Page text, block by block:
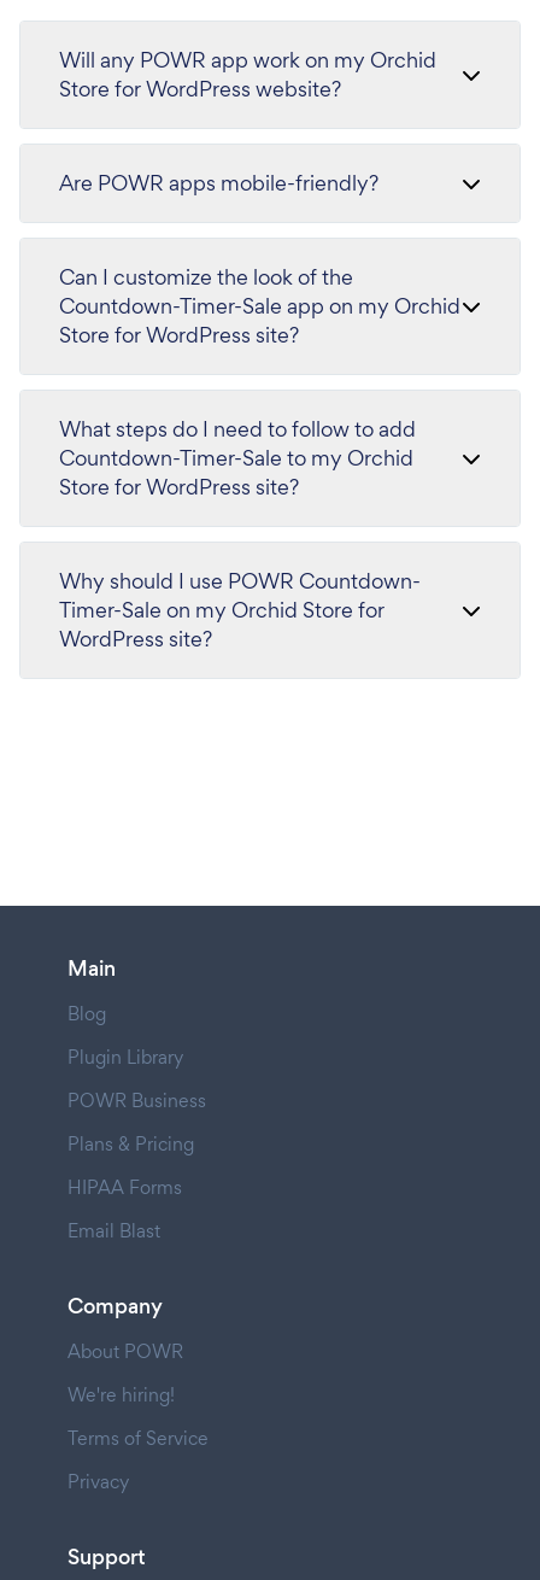
Will any POWR app work on my Orchid
Store for WordPress website?
Are POWR apps mobile-friendly?
Can I customize the look of the
Countdown-Timer-Sale app on my Orchid
Store for WordPress site?
What steps do I need to follow to add
Countdown-Timer-Sale to my Orchid
Store for WordPress site?
Why should I use POWR Countdown-
Timer-Sale on my Orchid Store for
WordPress site?
Main
Blog
Plugin Library
POWR Business
Plans & Pricing
HIPAA Forms
Email Blast
Company
About POWR
We're hiring!
Terms of Service
Privacy
Support